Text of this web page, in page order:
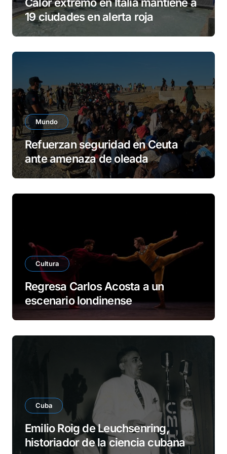
19 ciudades en alerta roja
Mundo
Refuerzan seguridad en Ceuta
ante amenaza de oleada
migratoria
Cultura
Regresa Carlos Acosta a un
escenario londinense
Cuba
Emilio Roig de Leuchsenring,
historiador de la ciencia cubana